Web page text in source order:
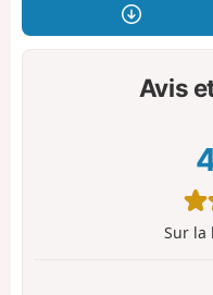
Avis
Sur la